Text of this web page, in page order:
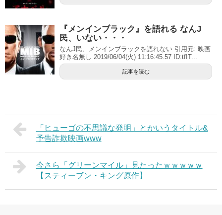
『メンインブラック』を語れる なんJ
民、いない・・・
なんJ民、メンインブラックを語れない 引用元: 映画
好き名無し 2019/06/04(火) 11:16:45.57 ID:tfIT...
記事を読む
「ヒューゴの不思議な発明」とかいうタイトル&
予告詐欺映画www
今さら「グリーンマイル」見たったｗｗｗｗｗ
【スティーブン・キング原作】